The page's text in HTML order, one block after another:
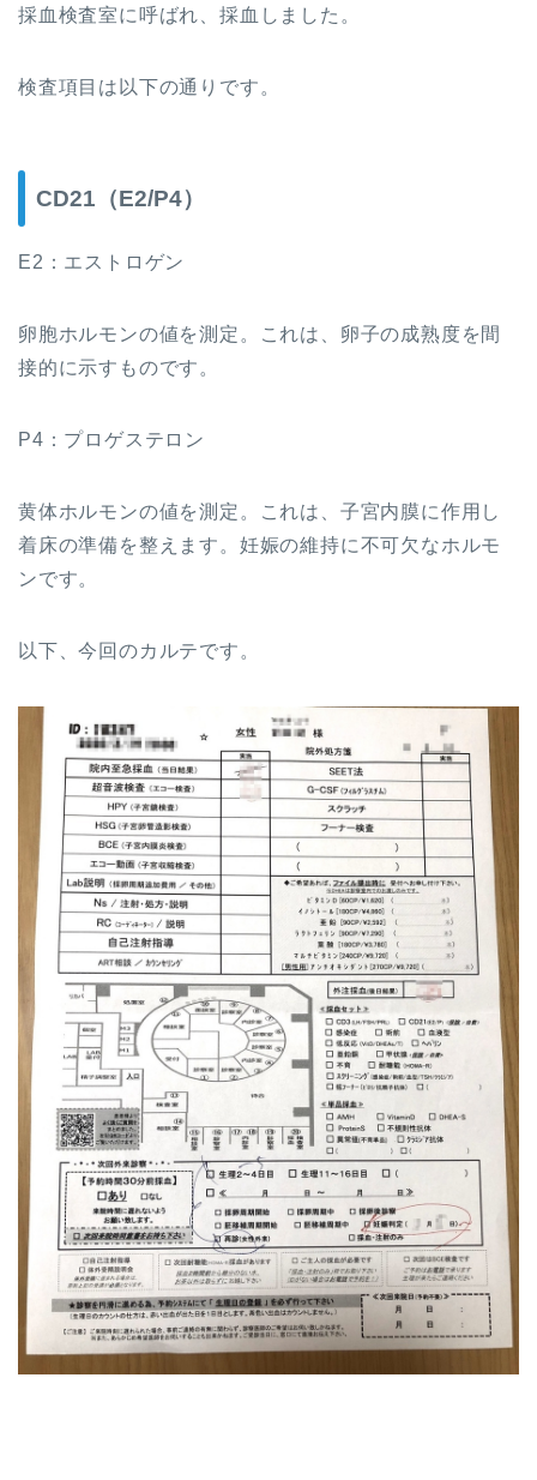
採血検査室に呼ばれ、採血しました。
検査項目は以下の通りです。
CD21（E2/P4）
E2：エストロゲン
卵胞ホルモンの値を測定。これは、卵子の成熟度を間
接的に示すものです。
P4：プロゲステロン
黄体ホルモンの値を測定。これは、子宮内膜に作用し
着床の準備を整えます。妊娠の維持に不可欠なホルモ
ンです。
以下、今回のカルテです。